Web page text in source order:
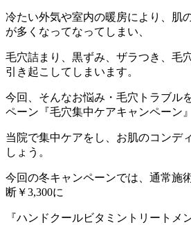
冷たい外気や室内の暖房により、肌
が多くなってなってしまい、
毛穴詰まり、黒ずみ、ザラつき、毛
引き起こしてしまいます。
今回、そんなお悩み・毛穴トラブル
ペーン『毛穴集中ケアキャンペーン
当院で集中ケアをし、お肌のコンデ
しょう。
今回の冬キャンペーンでは、通常施
断￥3,300に
『ハンドクールビタミントリートメ